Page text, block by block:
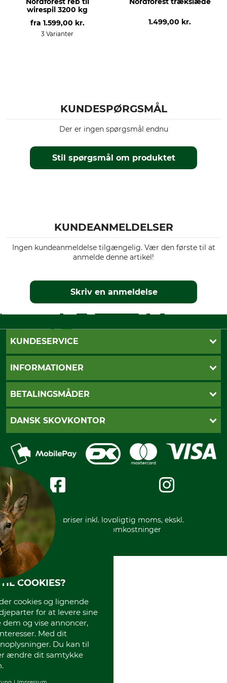
wirespil 3200 kg
fra 1.599,00 kr.
3 Varianter
1.499,00 kr.
KUNDESPØRGSMÅL
Stil spørgsmål om produktet
Der er ingen spørgsmål endnu
KUNDEANMELDELSER
Ingen kundeanmeldelse tilgængelig. Vær den første til at
anmelde denne artikel!
Skriv en anmeldelse
KUNDESERVICE
Kontakt
Cookie-indstillinger
INFORMATIONER
Betalingsmåder
Privatlivspolitik
Handelsbetingelser
Impressum
Gratis returlabel
BETALINGSMÅDER
Dankort
Mobile Pay
Kreditkort
DANSK SKOVKONTOR
Karriere
Messe datoer
Om os
International
* Alle priser inkl. lovpligtig moms, ekskl.
forsendelsesomkostninger
COOKIES?
cookies og lignende
for at levere sine
og vise annoncer,
Med dit
Du kan til
ændre dit samtykke